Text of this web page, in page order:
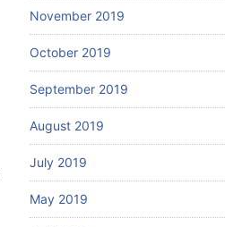
November 2019
October 2019
September 2019
August 2019
July 2019
May 2019